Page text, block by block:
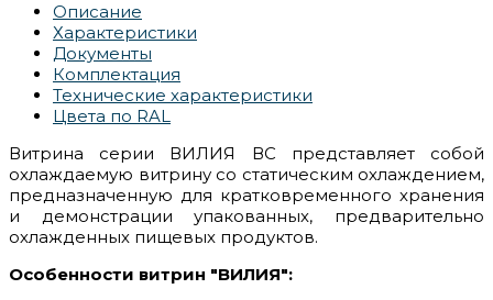
Описание
Характеристики
Документы
Комплектация
Технические характеристики
Цвета по RAL
Витрина серии ВИЛИЯ ВС представляет собой
охлаждаемую витрину со статическим охлаждением,
предназначенную для кратковременного хранения
и демонстрации упакованных, предварительно
охлажденных пищевых продуктов.
Особенности витрин "ВИЛИЯ":